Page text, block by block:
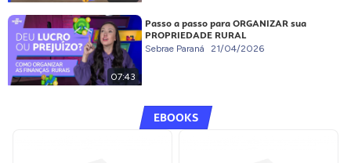
07:43
Passo a passo para ORGANIZAR sua
PROPRIEDADE RURAL
Sebrae Paraná 21/04/2026
EBOOKS